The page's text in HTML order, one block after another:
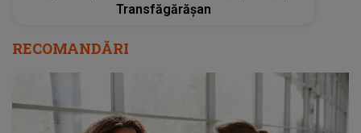
Transfăgărășan
RECOMANDĂRI